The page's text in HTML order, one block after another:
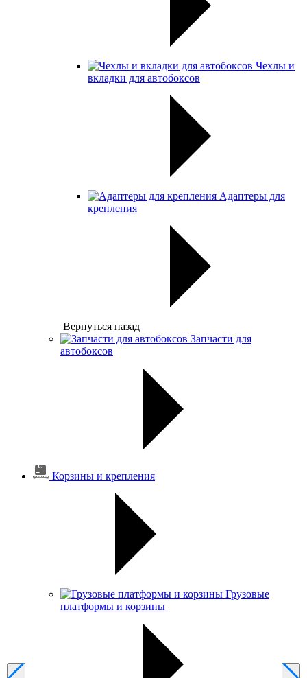
Чехлы и
вкладки для автобоксов
Адаптеры для
крепления
Вернуться назад
Запчасти для
автобоксов
Корзины и крепления
Грузовые
платформы и корзины